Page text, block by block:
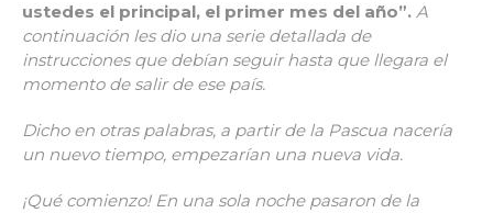
ustedes el principal, el primer mes del año”. A
continuación les dio una serie detallada de
instrucciones que debían seguir hasta que llegara el
momento de salir de ese país.
Dicho en otras palabras, a partir de la Pascua nacería
un nuevo tiempo, empezarían una nueva vida.
¡Qué comienzo! En una sola noche pasaron de la